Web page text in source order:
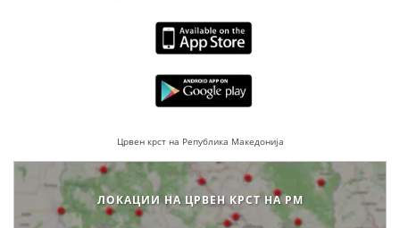
СТРАТЕГИИ
ЕДУКАТИВНО ИНФОРМАТИВНИ МАТЕРИЈАЛИ
ПРЕЗЕНТАЦИИ
Црвен крст на Република Македонија
ЛОКАЦИИ НА ЦРВЕН КРСТ НА РМ